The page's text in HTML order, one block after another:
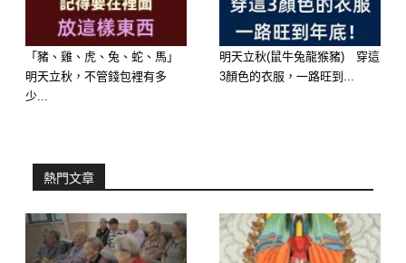
大師解析：「妳一自信，金庫就開」。
當現任稍微疏忽，她就會發生「無法拒
絕身邊暖男的噓寒問暖、在搖擺不定中
或「男閨蜜」發生「友情變質、半推半
就」的大事，看似無辜，實則內心早已
失衡！
「豬、雞、虎、兔、蛇、馬」
明天立秋，不管錢包裡有多
少...
明天立秋(鼠牛兔龍猴豬) 穿這
3顏色的衣服，一路旺到...
熱門文章